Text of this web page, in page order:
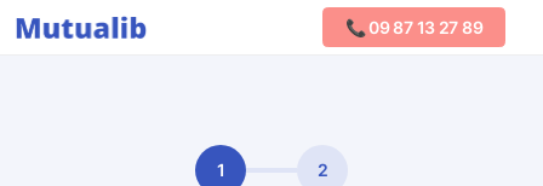
📞 09 87 13 27 89
Comparer les mutuelles
1 2